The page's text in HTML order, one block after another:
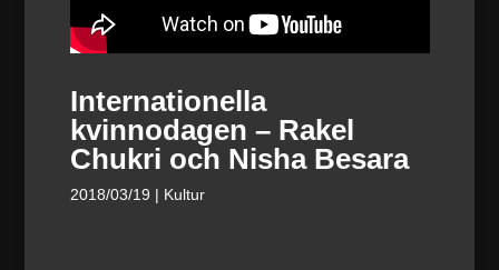
Internationella
kvinnodagen – Rakel
Chukri och Nisha Besara
2018/03/19 | Kultur